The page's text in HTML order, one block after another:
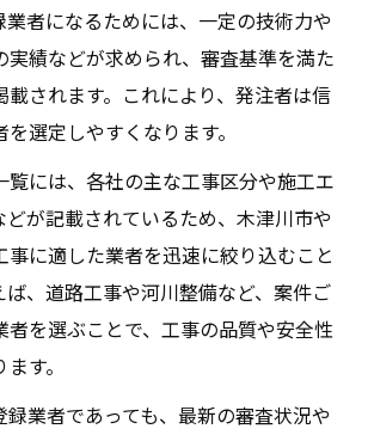
や工事ランクの確認ポイント
止情報が土木工事会社に与える影響
可業者一覧を活かした選び方
を目指すなら押さえたい点
実績が入札資格取得の決め手とな
の情報から資格取得の流れを把握
クの上げ方と土木工事の実績管理
の信頼性評価と審査ポイント
見る土木工事の評価基準
業者になるためには、一定の技術力や
実績などが求められ、審査基準を満た
載されます。これにより、発注者は信
選定しやすくなります。
覧には、各社の主な工事区分や施工エ
どが記載されているため、木津川市や
事に適した業者を迅速に絞り込むこと
ば、道路工事や河川整備など、案件ご
者を選ぶことで、工事の品質や安全性
す。
録業者であっても、最新の審査状況や